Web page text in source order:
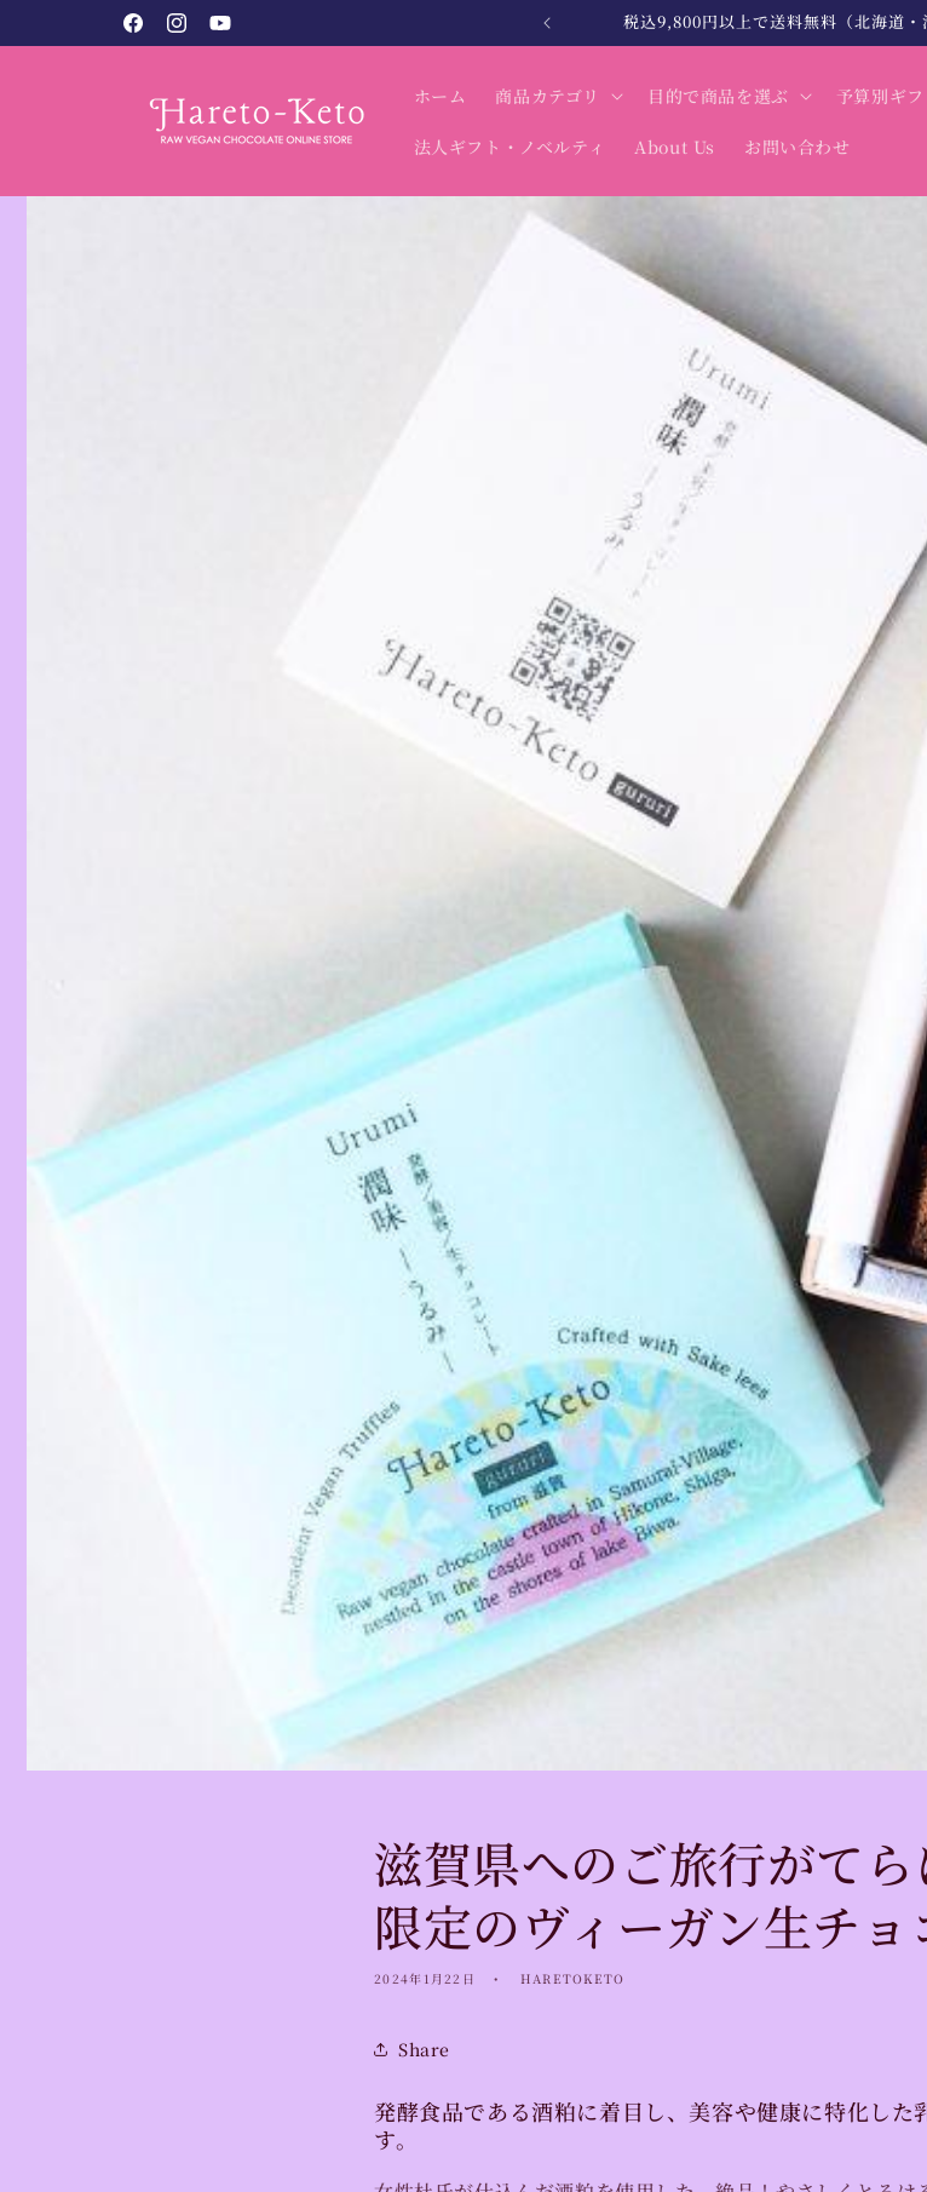
FacebookInstagram
YouTube
税込9,800円以上で送料無料（北海道・沖縄別） 北海道・沖縄は税込12,000円以上で
ホーム 商品カテゴリ 目的で商品を選ぶ 予算別ギフ
法人ギフト・ノベルティ About Us お問い合わせ
滋賀県へのご旅行がて
限定のヴィーガン生チ
2024年1月22日 HARETOKETO
Share
発酵食品である酒粕に着目し、美容や健康に特化した
す。